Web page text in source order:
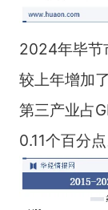
2024年毕节
较上年增加
第三产业占
0.11个百分点